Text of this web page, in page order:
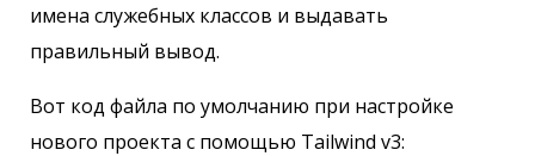
имена служебных классов и выдавать
правильный вывод.
Вот код файла по умолчанию при настройке
нового проекта с помощью Tailwind v3: